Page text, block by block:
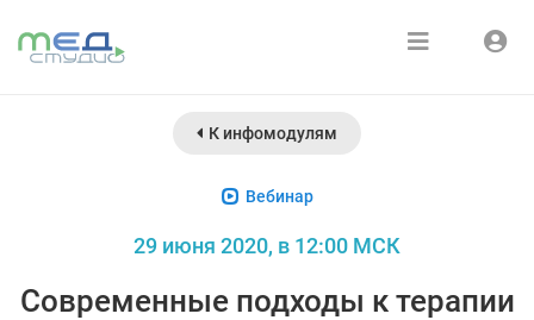
Курсы
Медиатека
Зарегистрироваться
К инфомодулям
Вебинар
29 июня 2020, в 12:00 МСК
Современные подходы к терапии